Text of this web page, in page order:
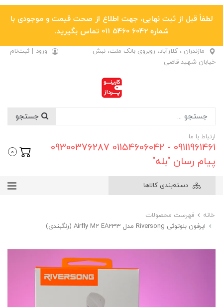
لطفاً قبل از ثبت نهایی، جهت اطلاع از صحت قیمت و موجودی با
شماره 6042 5460 011 تماس بگیرید.
مازندران ، کلارآباد، روبروی بانک ملت، نبش
خیابان شهید قاضی
ورود | ثبت‌نام
ارتباط با ما
09111961461 - 01154606042 09300376287
پیام رسان "بله"
0
دسته‌بندی کالاها
خانه
فهرست محصولات
ایرفون بلوتوثی Riversong مدل Airfly M2 EA233 (رنگبندی)